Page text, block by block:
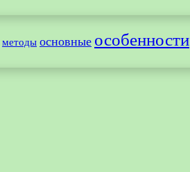
методы основные особенности